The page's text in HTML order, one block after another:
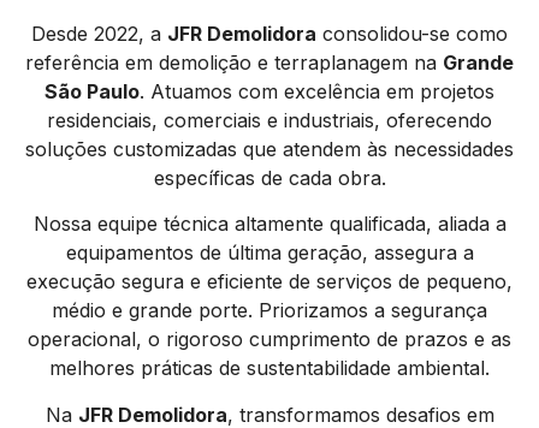
Desde 2022, a JFR Demolidora consolidou-se como
referência em demolição e terraplanagem na Grande
São Paulo. Atuamos com excelência em projetos
residenciais, comerciais e industriais, oferecendo
soluções customizadas que atendem às necessidades
específicas de cada obra.
Nossa equipe técnica altamente qualificada, aliada a
equipamentos de última geração, assegura a
execução segura e eficiente de serviços de pequeno,
médio e grande porte. Priorizamos a segurança
operacional, o rigoroso cumprimento de prazos e as
melhores práticas de sustentabilidade ambiental.
Na JFR Demolidora, transformamos desafios em